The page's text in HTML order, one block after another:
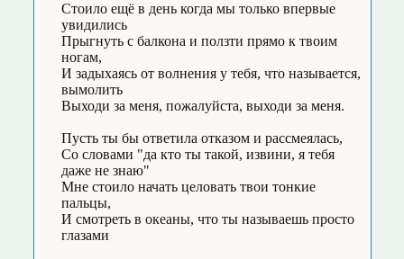
Стоило ещё в день когда мы только впервые
увидились
Прыгнуть с балкона и ползти прямо к твоим
ногам,
И задыхаясь от волнения у тебя, что называется,
вымолить
Выходи за меня, пожалуйста, выходи за меня.
Пусть ты бы ответила отказом и рассмеялась,
Со словами "да кто ты такой, извини, я тебя
даже не знаю"
Мне стоило начать целовать твои тонкие
пальцы,
И смотреть в океаны, что ты называешь просто
глазами